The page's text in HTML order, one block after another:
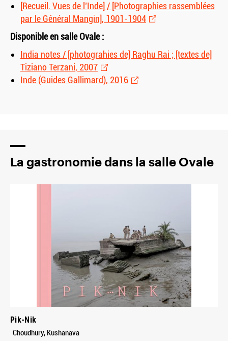
[Recueil. Vues de l’Inde] / [Photographies rassemblées
par le Général Mangin], 1901-1904
Disponible en salle Ovale :
India notes / [photograhies de] Raghu Rai ; [textes de]
Tiziano Terzani, 2007
Inde (Guides Gallimard), 2016
La gastronomie dans la salle Ovale
Pik-Nik
Choudhury, Kushanava